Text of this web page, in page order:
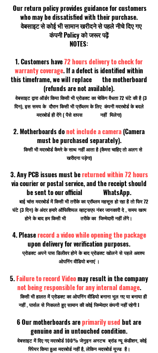
Our return policy provides guidance for customers
who may be dissatisfied with their purchase.
वेबसाइट से कोई भी सामान खरीदने से पहले नीचे दिए गए
कंपनी Policy को जरूर पढ़ें
NOTES:
1. Customers have72 hours delivery to check for
warranty coverage. If a defect is identified within
this timeframe, we will replace the motherboard
(refunds are not available).
वेबसाइट द्वारा ऑर्डर किया किसी भी प्रोडक्ट का चेकिंग वैधता 72 घंटे की है (3
दिन), इस समय के दौरान किसी भी प्रॉब्लम के लिए कंपनी मदरबोर्ड के बदले
मदरबोर्ड ही देंगे ( पैसे वापस नहीं मिलेगा)
2. Motherboards donot include a camera(Camera
must be purchased separately).
किसी भी मदरबोर्ड कैमरे के साथ नहीं आता है (कैमरा चाहिए तो अलग से
खरीदना पड़ेगा)
3. Any PCB issues must bereturned within 72 hours
via courier or postal service, and the receipt should
be sent to our official WhatsApp.
बाई चांस मदरबोर्ड में किसी भी तरीके का प्रॉब्लम महसूस हो रहा है तो फिर 72
घंटे (3 दिन) के अंदर हमारे ऑफिशियल व्हाट्सएप नंबर जानकारी दे , समय खत्म
होने के बाद हम किसी भी तरीके का जिम्मेदारी नहीं लेंगे।
4. Pleaserecord a video while opening the package
upon delivery for verification purposes.
प्रोडक्ट अपने पास डिलीवर होने के बाद प्रोडक्ट खोलने से पहले अवश्य
ओपनिंग वीडियो बनाएं ।
5.Failure to record Videomay result in the company
not being responsible for any internal damage.
किसी भी हालत में प्रोडक्ट का ओपनिंग वीडियो बनाना भूल गए या बनाया ही
नहीं , पार्सल से निकलते हुए सामान की कोई जिम्मेदार कंपनी नहीं रहेगी I
6 Our motherboards areprimarily used but are
genuine and in untouched condition.
वेबसाइट में दिए गए मदरबोर्ड 100% जेनुइन अनटच ब्रांड न्यू कंडीशन, कोई
रिपेयर किया हुआ मदरबोर्ड नहीं है, लेकिन मदरबोर्ड यूज्ड है।